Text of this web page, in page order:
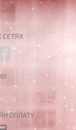
ОПЛАТУ